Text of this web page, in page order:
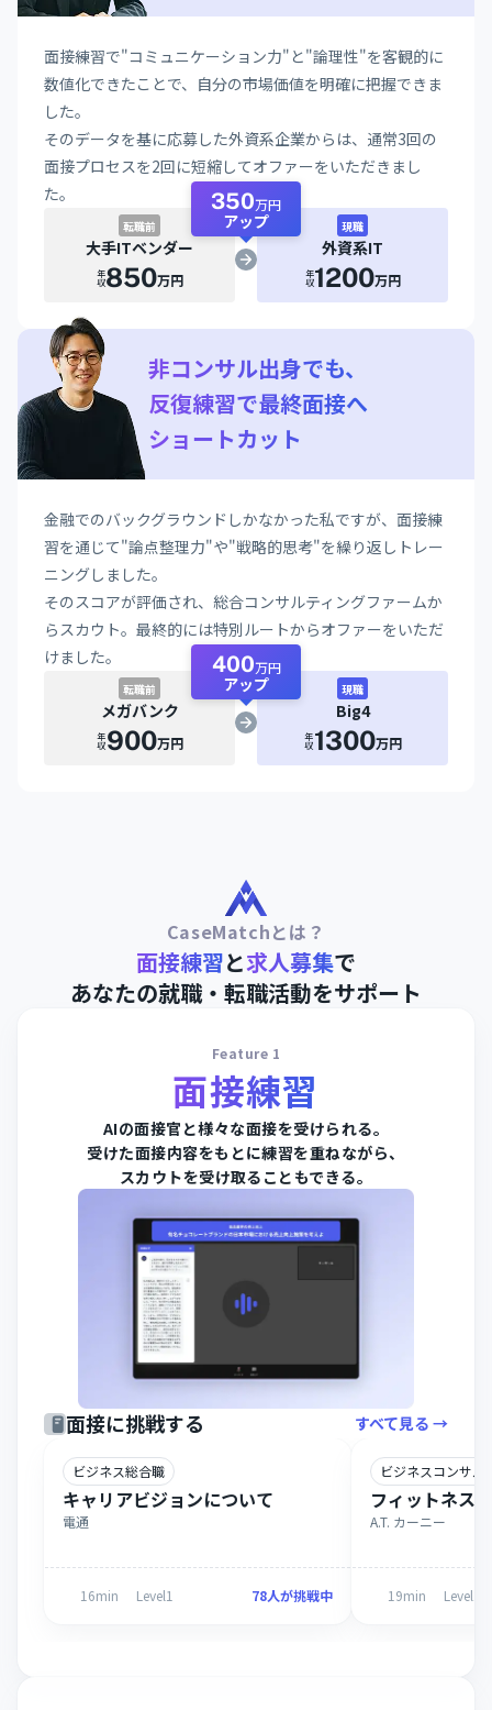
面接練習で"コミュニケーション力"と"論理性"を客観的に
数値化できたことで、自分の市場価値を明確に把握できま
した。
そのデータを基に応募した外資系企業からは、通常3回の
面接プロセスを2回に短縮してオファーをいただきまし
た。
転職前
大手ITベンダー
年収850万円
現職
外資系IT
年収1200万円
350万円
アップ
非コンサル出身でも、
反復練習で最終面接へ
ショートカット
金融でのバックグラウンドしかなかった私ですが、面接練
習を通じて"論点整理力"や"戦略的思考"を繰り返しトレー
ニングしました。
そのスコアが評価され、総合コンサルティングファームか
らスカウト。最終的には特別ルートからオファーをいただ
けました。
転職前
メガバンク
年収900万円
現職
Big4
年収1300万円
400万円
アップ
CaseMatchとは？
面接練習と求人募集で
あなたの就職・転職活動をサポート
Feature 1
面接練習
AIの面接官と様々な面接を受けられる。
受けた面接内容をもとに練習を重ねながら、
スカウトを受け取ることもできる。
面接に挑戦する すべて見る →
ビジネス総合職
キャリアビジョンについて
電通
16min Level1 78人が挑戦中
ビジネスコンサル
フィットネス
A.T. カーニー
19min Level